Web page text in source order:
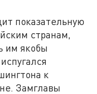
показательную
странам,
им якобы
к
Замглавы